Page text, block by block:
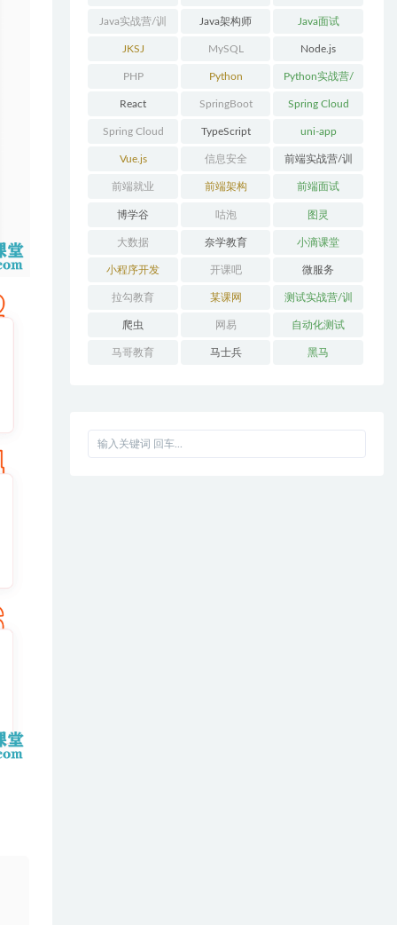
营/体系课
Java实战营/训
练营/体系课
Java架构师 Java面试
JKSJ MySQL Node.js
PHP Python Python实战营/
训练营/体系课
React SpringBoot Spring Cloud
Spring Cloud
Alibaba
TypeScript uni-app
Vue.js 信息安全 前端实战营/训
练营/体系课
前端就业 前端架构 前端面试
博学谷 咕泡 图灵
大数据 奈学教育 小滴课堂
小程序开发 开课吧 微服务
拉勾教育 某课网 测试实战营/训
练营/体系课
爬虫 网易 自动化测试
马哥教育 马士兵 黑马